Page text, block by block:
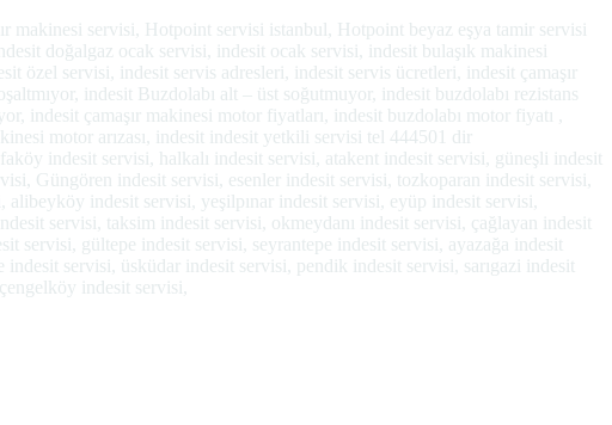
makinesi servisi, Hotpoint servisi istanbul, Hotpoint beyaz eşya tamir servisi
doğalgaz ocak servisi, indesit ocak servisi, indesit bulaşık makinesi
özel servisi, indesit servis adresleri, indesit servis ücretleri, indesit çamaşır
indesit Buzdolabı alt – üst soğutmuyor, indesit buzdolabı rezistans
indesit çamaşır makinesi motor fiyatları, indesit buzdolabı motor fiyatı ,
motor arızası, indesit indesit yetkili servisi tel 444501 dir
indesit servisi, halkalı indesit servisi, atakent indesit servisi, güneşli indesit
Güngören indesit servisi, esenler indesit servisi, tozkoparan indesit servisi,
indesit servisi, yeşilpınar indesit servisi, eyüp indesit servisi,
servisi, taksim indesit servisi, okmeydanı indesit servisi, çağlayan indesit
servisi, gültepe indesit servisi, seyrantepe indesit servisi, ayazağa indesit
servisi, üsküdar indesit servisi, pendik indesit servisi, sarıgazi indesit
indesit servisi,